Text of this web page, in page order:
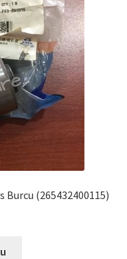
Burcu (265432400115)